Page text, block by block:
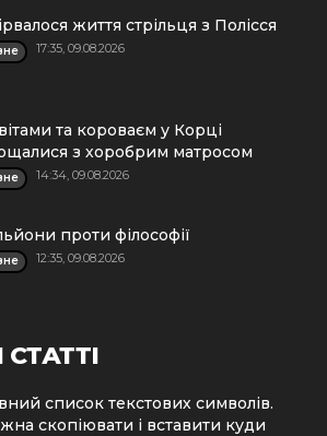
життя стрільця з Полісся
17:35, 09.08.2026
та короваєм у Корці
з хоробрим матросом
14:34, 09.08.2026
проти філософії
12:35, 09.08.2026
список текстових символів.
скопіювати і вставити куди